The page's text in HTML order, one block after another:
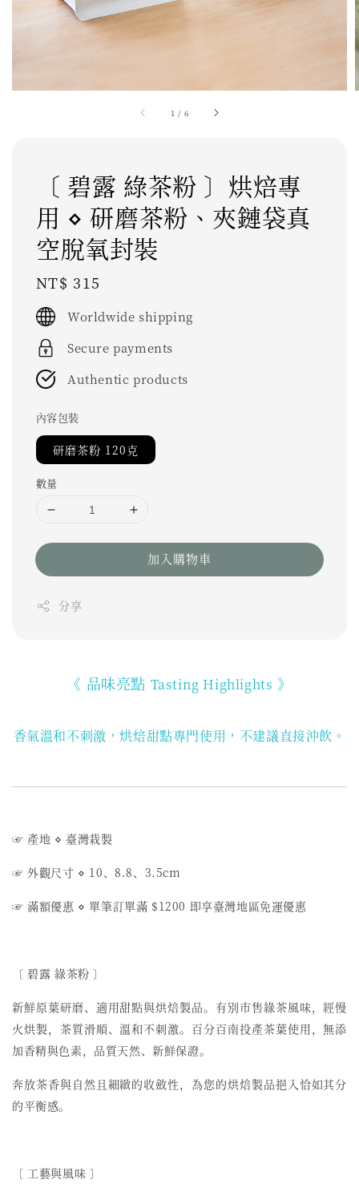
1 / 6
〔 碧露 綠茶粉 〕烘焙專
用 ⋄ 研磨茶粉、夾鏈袋真
空脫氧封裝
Regular
price
NT$ 315
Worldwide shipping
Secure payments
Authentic products
內容包裝
研磨茶粉 120克
數量
加入購物車
分享
《 品味亮點 Tasting Highlights 》
香氣溫和不刺激，烘焙甜點專門使用，不建議直接沖飲。
☞ 產地 ⋄ 臺灣栽製
☞ 外觀尺寸 ⋄ 10、8.8、3.5cm
☞ 滿額優惠 ⋄ 單筆訂單滿 $1200 即享臺灣地區免運優惠
〔 碧露 綠茶粉 〕
新鮮原葉研磨、適用甜點與烘焙製品。有別市售綠茶風味，經慢
火烘製，茶質滑順、溫和不刺激。百分百南投產茶葉使用，無添
加香精與色素，品質天然、新鮮保證。
奔放茶香與自然且細緻的收斂性，為您的烘焙製品挹入恰如其分
的平衡感。
〔 工藝與風味 〕